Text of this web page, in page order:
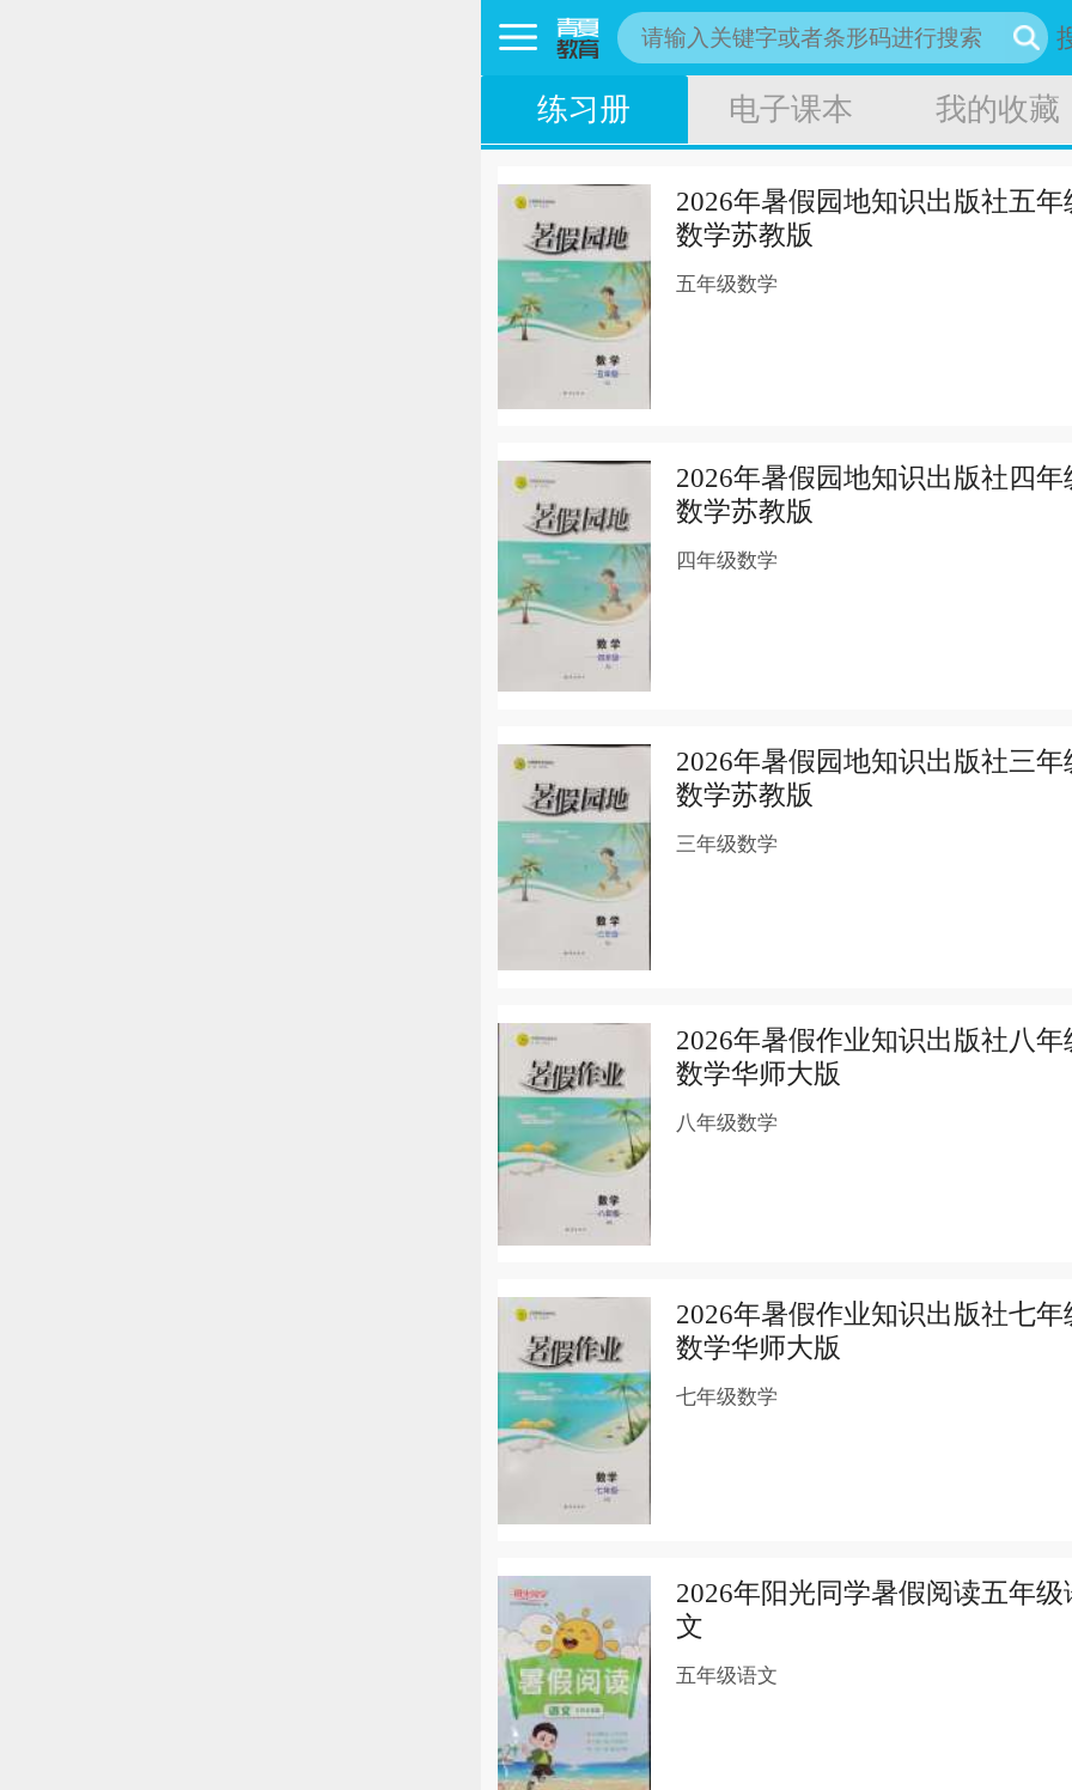
练习册 电子课本 我的收藏
2026年暑假园地知识出版社五年
数学苏教版
五年级数学
2026年暑假园地知识出版社四年
数学苏教版
四年级数学
2026年暑假园地知识出版社三年
数学苏教版
三年级数学
2026年暑假作业知识出版社八年
数学华师大版
八年级数学
2026年暑假作业知识出版社七年
数学华师大版
七年级数学
2026年阳光同学暑假阅读五年级
文
五年级语文